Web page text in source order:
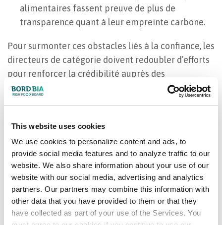
This website uses cookies
We use cookies to personalize content and ads, to
provide social media features and to analyze traffic to our
website. We also share information about your use of our
website with our social media, advertising and analytics
partners. Our partners may combine this information with
other data that you have provided to them or that they
have collected as part of your use of the Services. You
alimentaires fassent preuve de plus de
transparence quant à leur empreinte carbone.
Pour surmonter ces obstacles liés à la confiance, les
directeurs de catégorie doivent redoubler d’efforts
pour renforcer la crédibilité auprès des
consommateurs, tout en se préparant à l’entrée en
dans certains États américains. Dans de nombreux
cas, cela implique de s’assurer que les produits
portent des certifications crédibles délivrées par
des organismes tiers, qui justifie les allégations
présentes sur les emballages et dans la publicité.
Par ailleurs, de plus en plus, de détaillants ajoutent
également des codes QR sur les emballages,